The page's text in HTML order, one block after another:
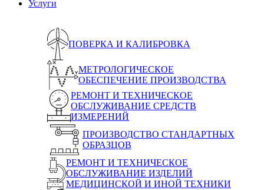
Услуги
ПОВЕРКА И КАЛИБРОВКА
МЕТРОЛОГИЧЕСКОЕ
ОБЕСПЕЧЕНИЕ ПРОИЗВОДСТВА
РЕМОНТ И ТЕХНИЧЕСКОЕ
ОБСЛУЖИВАНИЕ СРЕДСТВ
ИЗМЕРЕНИЙ
ПРОИЗВОДСТВО СТАНДАРТНЫХ
ОБРАЗЦОВ
РЕМОНТ И ТЕХНИЧЕСКОЕ
ОБСЛУЖИВАНИЕ ИЗДЕЛИЙ
МЕДИЦИНСКОЙ И ИНОЙ ТЕХНИКИ